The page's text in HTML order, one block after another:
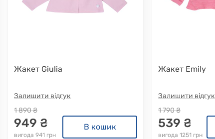
Жакет Giulia
Залишити відгук
1 890 ₴
949 ₴
вигода 941 грн
В кошик
Жакет Emily
Залишити відгук
1 790 ₴
539 ₴
вигода 1251 грн